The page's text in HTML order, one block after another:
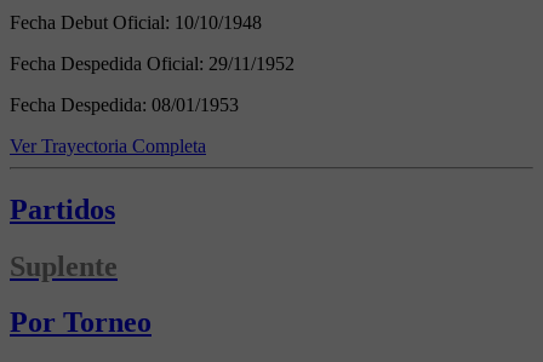
Fecha Debut Oficial: 10/10/1948
Fecha Despedida Oficial: 29/11/1952
Fecha Despedida: 08/01/1953
Ver Trayectoria Completa
Partidos
Suplente
Por Torneo